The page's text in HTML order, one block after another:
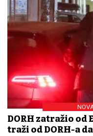
DORH zatražio od
traži od DORH-a